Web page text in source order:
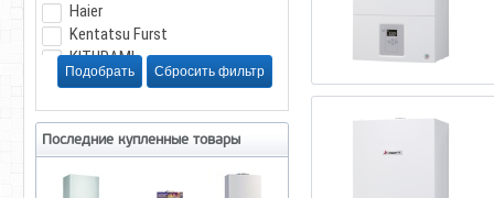
Haier
Kentatsu Furst
KITURAMI
Navien
RGA
Siberia
VARGAZ
Последние купленные товары